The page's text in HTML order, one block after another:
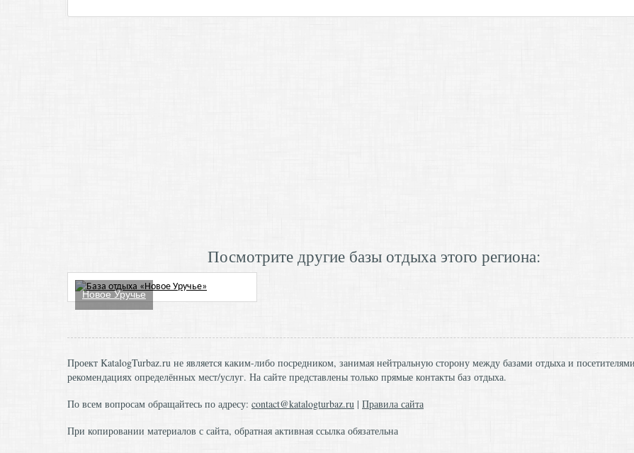
Посмотрите другие базы отдыха этого региона:
Новое Уручье
Проект KatalogTurbaz.ru не является каким-либо посредником, занимая нейтральную сторону между базами отдыха и
рекомендациях определённых мест/услуг. На сайте представлены только прямые контакты баз отдыха.
По всем вопросам обращайтесь по адресу: contact@katalogturbaz.ru | Правила сайта
При копировании материалов с сайта, обратная активная ссылка обязательна